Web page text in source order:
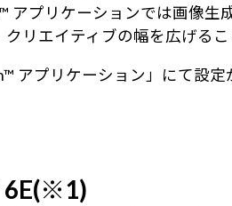
アプリケーションでは画像
リエイティブの幅を広げるこ
アプリケーション」にて設
6E(※1)